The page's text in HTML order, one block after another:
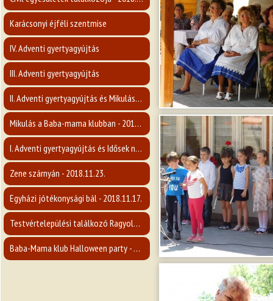
Karácsonyi éjféli szentmise
IV. Adventi gyertyagyújtás
III. Adventi gyertyagyújtás
II. Adventi gyertyagyújtás és Mikulás-várás - 2018.12.09.
Mikulás a Baba-mama klubban - 2018.12.04.
I. Adventi gyertyagyújtás és Idősek napja - 2018.12.02.
Zene szárnyán - 2018.11.23.
Egyházi jótékonysági bál - 2018.11.17.
Testvértelepülési találkozó Ragyolcon - 2018. 12.14.
Baba-Mama klub Halloween party - 2018.10.25.